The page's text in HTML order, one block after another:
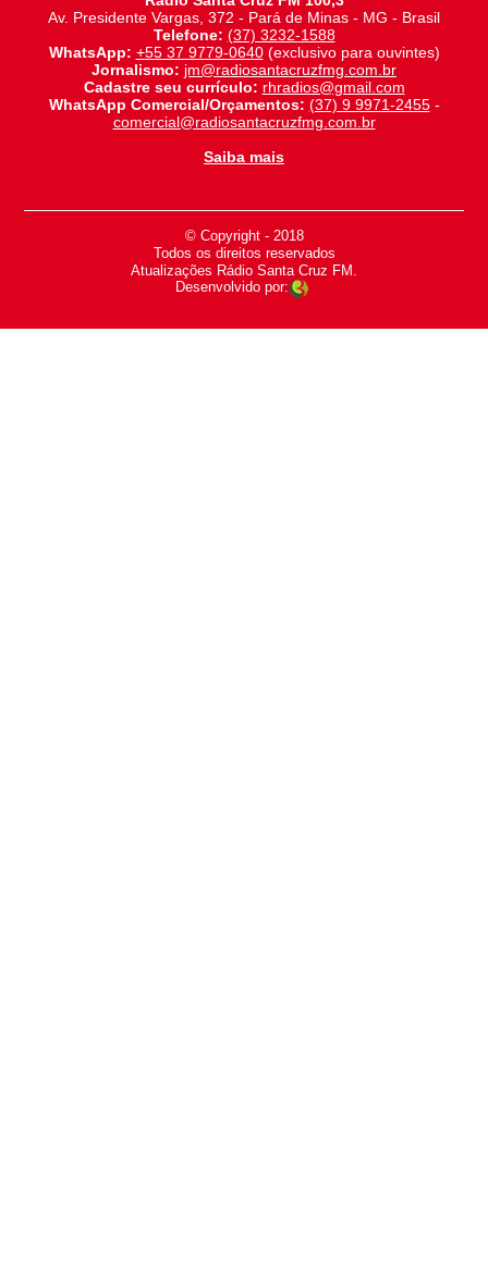
Av. Presidente Vargas, 372 - Pará de Minas - MG - Brasil
Telefone: (37) 3232-1588
WhatsApp: +55 37 9779-0640(exclusivo para ouvintes)
Jornalismo: jm@radiosantacruzfmg.com.br
Cadastre seu currículo: rhradios@gmail.com
WhatsApp Comercial/Orçamentos: (37) 9 9971-2455-
comercial@radiosantacruzfmg.com.br
Saiba mais
© Copyright - 2018
-
Todos os direitos reservados
-
Atualizações Rádio Santa Cruz FM.
Desenvolvido por: